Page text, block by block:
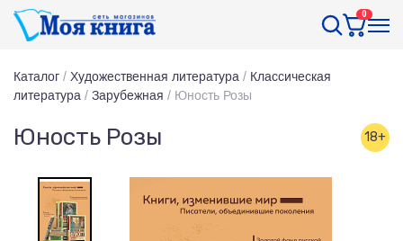
0
Каталог / Художественная литература / Классическая
литература / Зарубежная / Юность Розы
Юность Розы 18+